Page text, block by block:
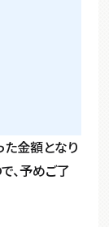
金額となり
、予めご了